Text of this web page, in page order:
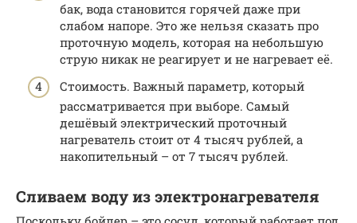
бак, вода становится горячей даже при
слабом напоре. Это же нельзя сказать про
проточную модель, которая на небольшую
струю никак не реагирует и не нагревает её.
Стоимость. Важный параметр, который
рассматривается при выборе. Самый
дешёвый электрический проточный
нагреватель стоит от 4 тысяч рублей, а
накопительный – от 7 тысяч рублей.
Сливаем воду из электронагревателя